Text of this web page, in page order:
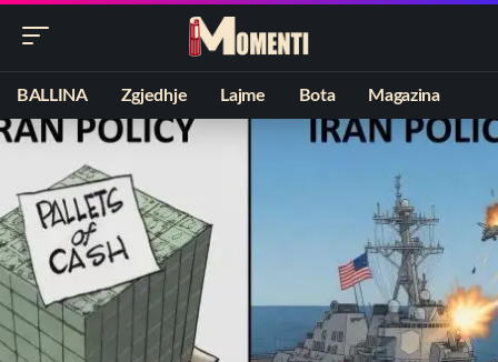
BALLINA Zgjedhje Lajme Bota Magazina